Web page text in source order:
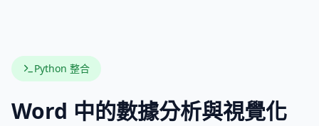
Python 整合
Word 中的數據分析與視覺化